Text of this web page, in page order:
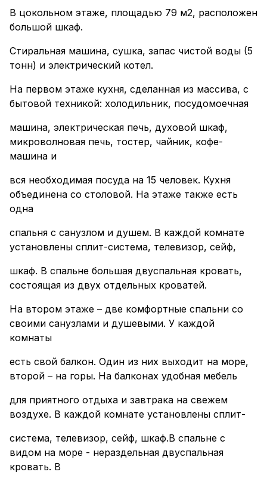
В цокольном этаже, площадью 79 м2, расположен
большой шкаф.
Стиральная машина, сушка, запас чистой воды (5
тонн) и электрический котел.
На первом этаже кухня, сделанная из массива, с
бытовой техникой: холодильник, посудомоечная
машина, электрическая печь, духовой шкаф,
микроволновая печь, тостер, чайник, кофе-
машина и
вся необходимая посуда на 15 человек. Кухня
объединена со столовой. На этаже также есть
одна
спальня с санузлом и душем. В каждой комнате
установлены сплит-система, телевизор, сейф,
шкаф. В спальне большая двуспальная кровать,
состоящая из двух отдельных кроватей.
На втором этаже – две комфортные спальни со
своими санузлами и душевыми. У каждой
комнаты
есть свой балкон. Один из них выходит на море,
второй – на горы. На балконах удобная мебель
для приятного отдыха и завтрака на свежем
воздухе. В каждой комнате установлены сплит-
система, телевизор, сейф, шкаф.В спальне с
видом на море - нераздельная двуспальная
кровать. В